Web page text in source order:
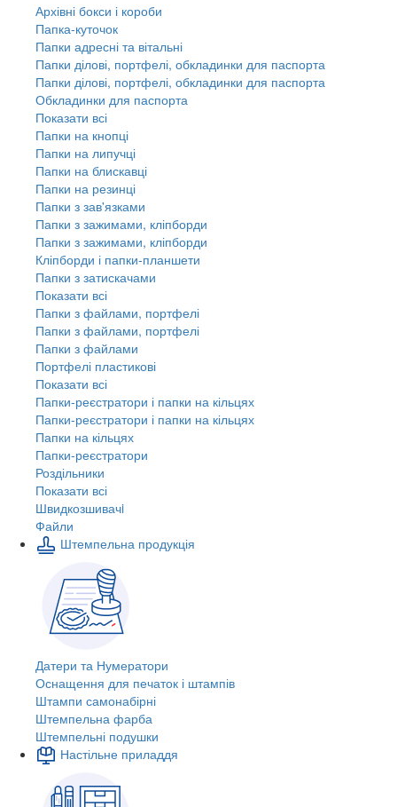
Архівні бокси і короби
Папка-куточок
Папки адресні та вітальні
Папки ділові, портфелі, обкладинки для паспорта
Папки ділові, портфелі, обкладинки для паспорта
Обкладинки для паспорта
Показати всі
Папки на кнопці
Папки на липучці
Папки на блискавці
Папки на резинці
Папки з зав'язками
Папки з зажимами, кліпборди
Папки з зажимами, кліпборди
Кліпборди і папки-планшети
Папки з затискачами
Показати всі
Папки з файлами, портфелі
Папки з файлами, портфелі
Папки з файлами
Портфелі пластикові
Показати всі
Папки-реєстратори і папки на кільцях
Папки-реєстратори і папки на кільцях
Папки на кільцях
Папки-реєстратори
Роздільники
Показати всі
Швидкозшивачi
Файли
Штемпельна продукція
Датери та Нумератори
Оснащення для печаток і штампів
Штампи самонабірні
Штемпельна фарба
Штемпельні подушки
Настільне приладдя